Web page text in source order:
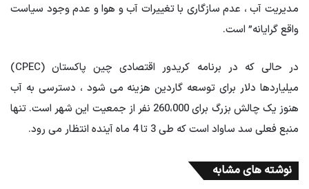
مدیریت آب ، عدم سازگاری با تغییرات آب و هوا و عدم وجود سیاست
واقع گرایانه” است.
در حالی که در برنامه کریدور اقتصادی چین پاکستان (CPEC)
میلیاردها دلار برای توسعه گاردین هزینه می شود ، دسترسی به آب
هنوز یک چالش بزرگ برای 260،000 نفر از جمعیت این شهر است. تنها
منبع فعلی سد ساواد است که طی 3 تا 4 ماه آینده انتظار می رود.
نوشته های مشابه